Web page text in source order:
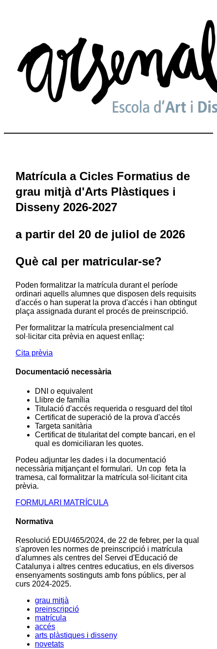
Matrícula a Cicles Formatius de
grau mitjà d'Arts Plàstiques i
Disseny 2026-2027
a partir del 20 de juliol de 2026
Què cal per matricular-se?
Poden formalitzar la matrícula durant el període
ordinari aquells alumnes que disposen dels requisits
d'accés o han superat la prova d'accés i han obtingut
plaça assignada durant el procés de preinscripció.
Per formalitzar la matrícula presencialment cal
sol·licitar cita prèvia en aquest enllaç:
Cita prèvia
Documentació necessària
DNI o equivalent
Llibre de família
Titulació d'accés requerida o resguard del títol
Certificat de superació de la prova d'accés
Targeta sanitària
Certificat de titularitat del compte bancari, en el
qual es domiciliaran les quotes.
Podeu adjuntar les dades i la documentació
necessària mitjançant el formulari. Un cop feta la
tramesa, cal formalitzar la matrícula sol·licitant cita
prèvia.
FORMULARI MATRÍCULA
Normativa
Resolució EDU/465/2024, de 22 de febrer, per la qual
s'aproven les normes de preinscripció i matrícula
d'alumnes als centres del Servei d'Educació de
Catalunya i altres centres educatius, en els diversos
ensenyaments sostinguts amb fons públics, per al
curs 2024-2025.
grau mitjà
preinscripció
matrícula
accés
arts plàstiques i disseny
novetats